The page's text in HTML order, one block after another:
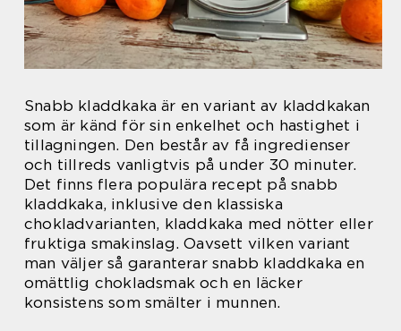
Snabb kladdkaka är en variant av kladdkakan
som är känd för sin enkelhet och hastighet i
tillagningen. Den består av få ingredienser
och tillreds vanligtvis på under 30 minuter.
Det finns flera populära recept på snabb
kladdkaka, inklusive den klassiska
chokladvarianten, kladdkaka med nötter eller
fruktiga smakinslag. Oavsett vilken variant
man väljer så garanterar snabb kladdkaka en
omättlig chokladsmak och en läcker
konsistens som smälter i munnen.